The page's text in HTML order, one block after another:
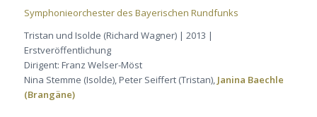
Symphonieorchester des Bayerischen Rundfunks
Tristan und Isolde (Richard Wagner) | 2013 |
Erstveröffentlichung
Dirigent: Franz Welser-Möst
Nina Stemme (Isolde), Peter Seiffert (Tristan),Janina Baechle
(Brangäne)